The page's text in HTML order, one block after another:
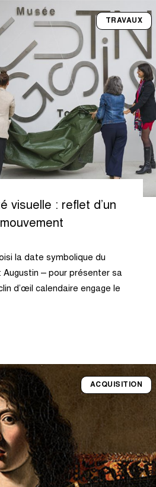
TRAVAUX
visuelle : reflet d’un
la date symbolique du
Augustin – pour présenter sa
d’œil calendaire engage le
ACQUISITION